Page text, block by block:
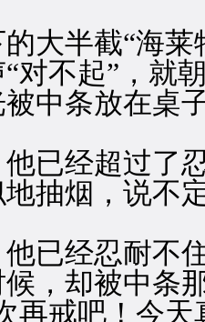
半截“海莱
对不起”，就
条放在桌子
经超过了忍
抽烟，说不
经忍耐不住
，却被中条
戒吧！今天